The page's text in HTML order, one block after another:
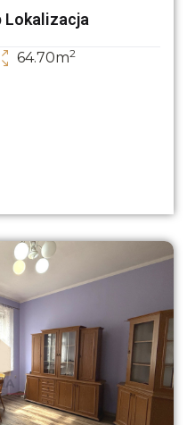
Lokalizacja
64.70m2